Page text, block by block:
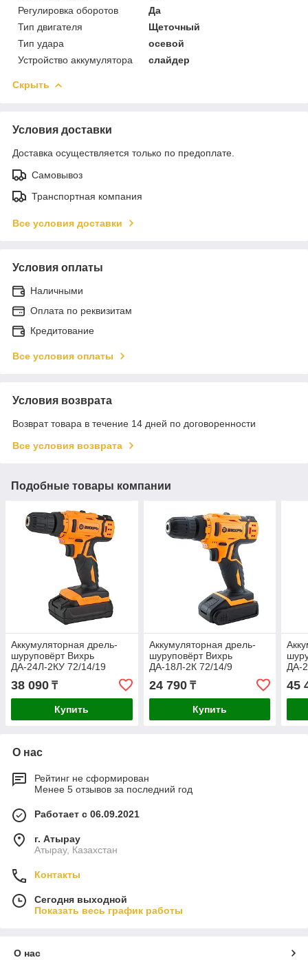
Регулировка оборотов
Да
Тип двигателя
Щеточный
Тип удара
осевой
Устройство аккумулятора
слайдер
Скрыть
Условия доставки
Доставка осуществляется только по предоплате.
Самовывоз
Транспортная компания
Все условия доставки
Условия оплаты
Наличными
Оплата по реквизитам
Кредитование
Все условия оплаты
Условия возврата
Возврат товара в течение 14 дней по договоренности
Все условия возврата
Подобные товары компании
Аккумуляторная дрель-
шуруповёрт Вихрь
ДА-24Л-2КУ 72/14/19
38 090 ₸
Купить
Аккумуляторная дрель-
шуруповёрт Вихрь
ДА-18Л-2К 72/14/9
24 790₸
Купить
ДА-
45
О нас
Рейтинг не сформирован
Менее 5 отзывов за последний год
Работает с 06.09.2021
г. Атырау
Атырау, Казахстан
Контакты
Сегодня выходной
Показать весь график работы
О нас